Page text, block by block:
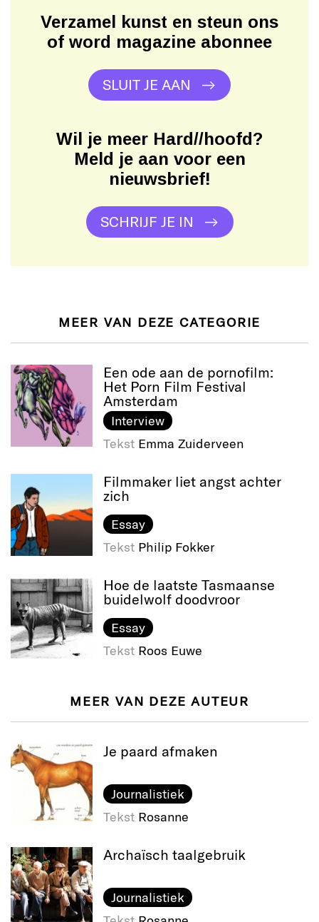
Verzamel kunst en steun ons
of word magazine abonnee
SLUIT JE AAN
Wil je meer Hard//hoofd?
Meld je aan voor een
nieuwsbrief!
SCHRIJF JE IN
MEER VAN DEZE CATEGORIE
Een ode aan de pornofilm:
Het Porn Film Festival
Amsterdam
Interview
Tekst Emma Zuiderveen
Filmmaker liet angst achter
zich
Essay
Tekst Philip Fokker
Hoe de laatste Tasmaanse
buidelwolf doodvroor
Essay
Tekst Roos Euwe
MEER VAN DEZE AUTEUR
Je paard afmaken
Journalistiek
Tekst Rosanne
Archaïsch taalgebruik
Journalistiek